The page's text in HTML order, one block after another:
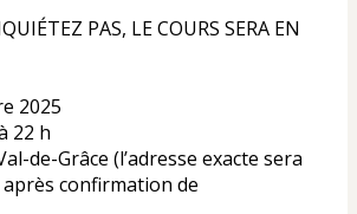
PAS, LE COURS SERA EN
2025
22 h
de-Grâce (l’adresse exacte sera
confirmation de